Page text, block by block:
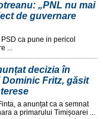
„PNL nu mai
de guvernare
ca pune in pericol
...
decizia în
Fritz, găsit
a anunțat ca a semnat
a primarului Timișoarei ...